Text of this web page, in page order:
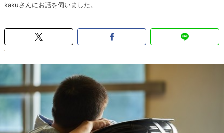
kakuさんにお話を伺いました。